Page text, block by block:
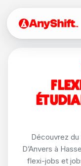
Découvrez du
D’Anvers à
flexi-jobs et